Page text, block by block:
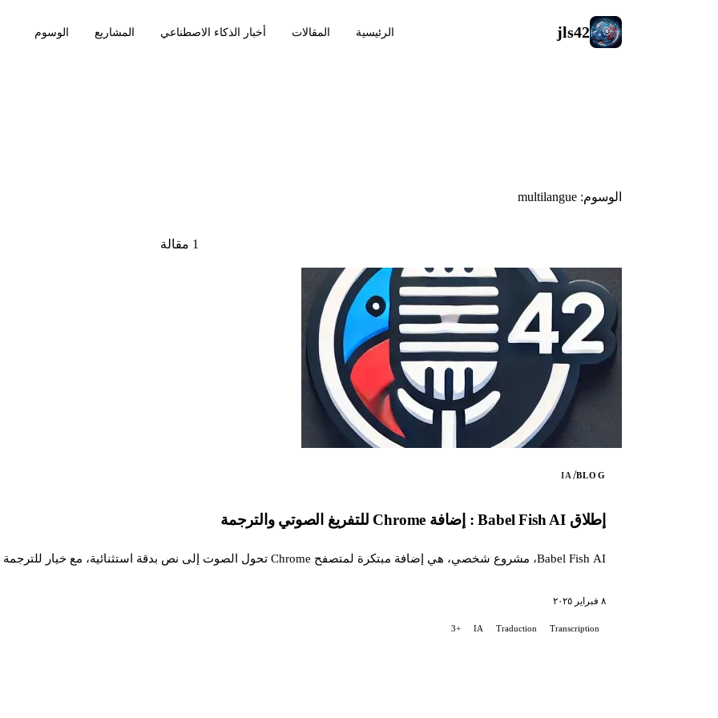
jls42 الرئيسية المقالات أخبار الذكاء الاصطناعي المشاريع الوسوم
الوسوم: multilangue
1 مقالة
BLOG
/
IA
إطلاق Babel Fish AI : إضافة Chrome للتفريغ الصوتي والترجمة
Babel Fish AI، مشروع شخصي، هي إضافة مبتكرة لمتصفح Chrome تحول الصوت إلى نص بدقة استثنائية، مع خيار للترجمة التلقائية...
٨ فبراير ٢٠٢٥
Transcription
Traduction
IA
+3